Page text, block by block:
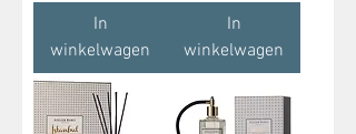
In
winkelwagen
In
winkelwagen